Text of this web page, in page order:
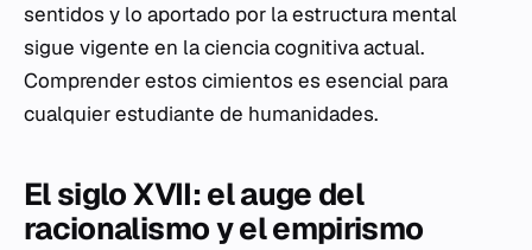
sentidos y lo aportado por la estructura mental
sigue vigente en la ciencia cognitiva actual.
Comprender estos cimientos es esencial para
cualquier estudiante de humanidades.
El siglo XVII: el auge del
racionalismo y el empirismo